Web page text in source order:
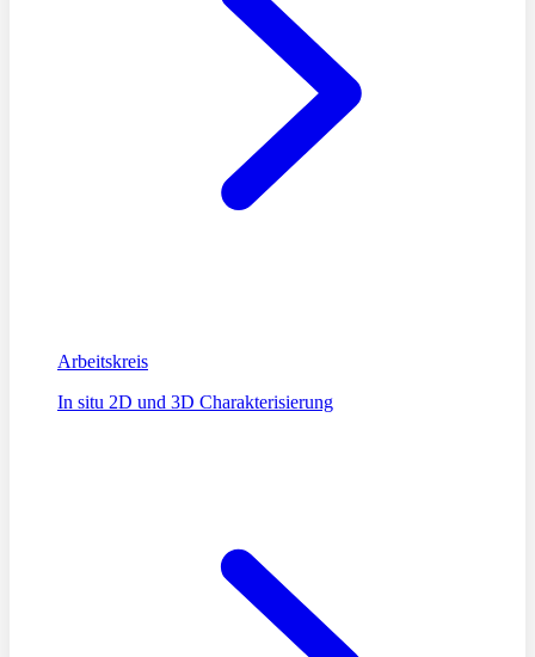
Arbeitskreis
In situ 2D und 3D Charakterisierung